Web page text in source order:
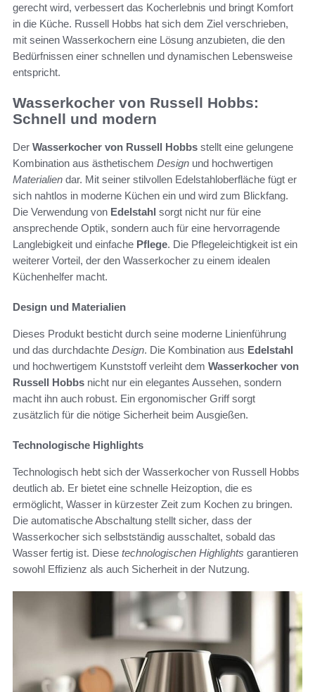
gerecht wird, verbessert das Kocherlebnis und bringt Komfort
in die Küche. Russell Hobbs hat sich dem Ziel verschrieben,
mit seinen Wasserkochern eine Lösung anzubieten, die den
Bedürfnissen einer schnellen und dynamischen Lebensweise
entspricht.
Wasserkocher von Russell Hobbs:
Schnell und modern
Der Wasserkocher von Russell Hobbs stellt eine gelungene
Kombination aus ästhetischem Design und hochwertigen
Materialien dar. Mit seiner stilvollen Edelstahloberfläche fügt er
sich nahtlos in moderne Küchen ein und wird zum Blickfang.
Die Verwendung von Edelstahl sorgt nicht nur für eine
ansprechende Optik, sondern auch für eine hervorragende
Langlebigkeit und einfache Pflege. Die Pflegeleichtigkeit ist ein
weiterer Vorteil, der den Wasserkocher zu einem idealen
Küchenhelfer macht.
Design und Materialien
Dieses Produkt besticht durch seine moderne Linienführung
und das durchdachte Design. Die Kombination aus Edelstahl
und hochwertigem Kunststoff verleiht dem Wasserkocher von
Russell Hobbs nicht nur ein elegantes Aussehen, sondern
macht ihn auch robust. Ein ergonomischer Griff sorgt
zusätzlich für die nötige Sicherheit beim Ausgießen.
Technologische Highlights
Technologisch hebt sich der Wasserkocher von Russell Hobbs
deutlich ab. Er bietet eine schnelle Heizoption, die es
ermöglicht, Wasser in kürzester Zeit zum Kochen zu bringen.
Die automatische Abschaltung stellt sicher, dass der
Wasserkocher sich selbstständig ausschaltet, sobald das
Wasser fertig ist. Diese technologischen Highlights garantieren
sowohl Effizienz als auch Sicherheit in der Nutzung.